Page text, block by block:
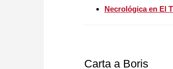
Necrológica en El
Carta a Boris